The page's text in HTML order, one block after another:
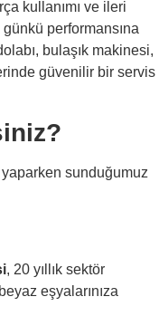
kullanımı ve ileri
performansına
bulaşık makinesi,
güvenilir bir servis
sunduğumuz
, 20 yıllık sektör
eşyalarınıza